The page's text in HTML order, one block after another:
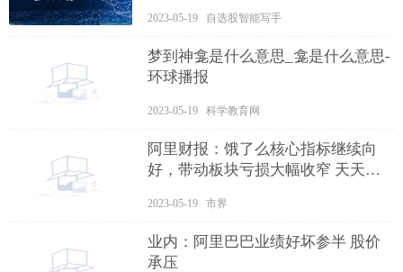
2023-05-19 自选股智能写手
梦到神龛是什么意思_龛是什么意思-
环球播报
2023-05-19 科学教育网
阿里财报：饿了么核心指标继续向
好，带动板块亏损大幅收窄 天天即
2023-05-19 市界
业内：阿里巴巴业绩好坏参半 股价
承压